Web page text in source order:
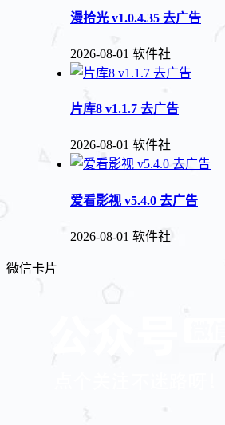
漫拾光 v1.0.4.35 去广告
2026-08-01 软件社
片库8 v1.1.7 去广告
2026-08-01 软件社
爱看影视 v5.4.0 去广告
2026-08-01 软件社
微信卡片